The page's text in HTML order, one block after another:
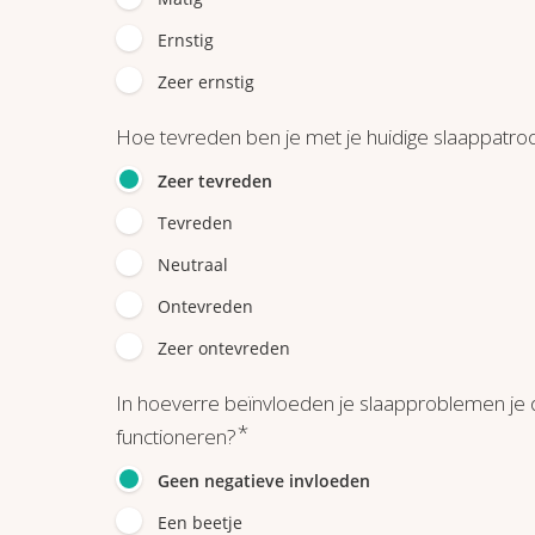
Ernstig
Zeer ernstig
Hoe tevreden ben je met je huidige
Zeer tevreden
Tevreden
Neutraal
Ontevreden
Zeer ontevreden
In hoeverre beïnvloeden je slaapproblemen je
functioneren?*
Geen negatieve invloeden
Een beetje